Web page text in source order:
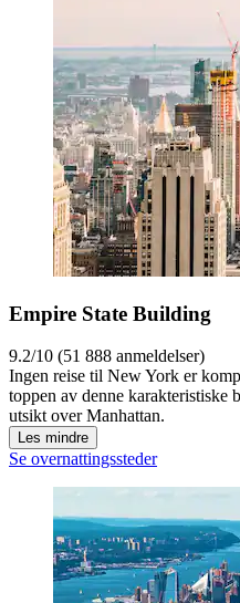
Empire State Building
9.2/10 (51 888 anmeldelser)
Ingen reise til New York er
toppen av denne karakteristiske
utsikt over Manhattan.
Les mindre
Se overnattingssteder